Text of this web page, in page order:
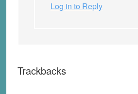
Log in to Reply
Trackbacks